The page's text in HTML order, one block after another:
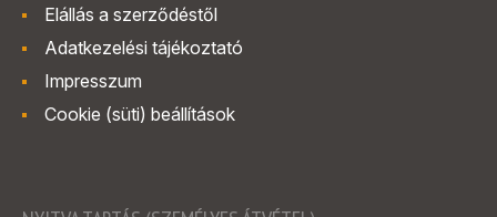
Elállás a szerződéstől
Adatkezelési tájékoztató
Impresszum
Cookie (süti) beállítások